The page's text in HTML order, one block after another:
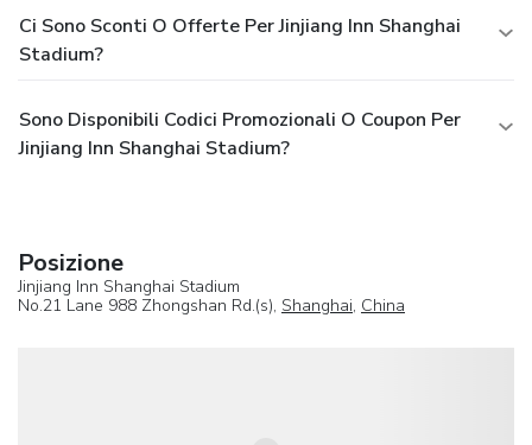
Ci Sono Sconti O Offerte Per Jinjiang Inn Shanghai
Stadium?
Sono Disponibili Codici Promozionali O Coupon Per
Jinjiang Inn Shanghai Stadium?
Posizione
Jinjiang Inn Shanghai Stadium
No.21 Lane 988 Zhongshan Rd.(s), Shanghai, China